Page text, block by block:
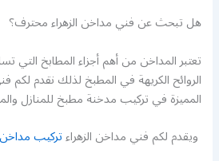
هل تبحث عن فني مداخن الزهراء محترف؟
تعتبر المداخن من أهم أجزاء المطابخ
الروائح الكريهة في المطبخ لذلك نقدم لكم
المميزة في تركيب مدخنة مطبخ للمنازل
ويقدم لكم فني مداخن الزهراءتركيب